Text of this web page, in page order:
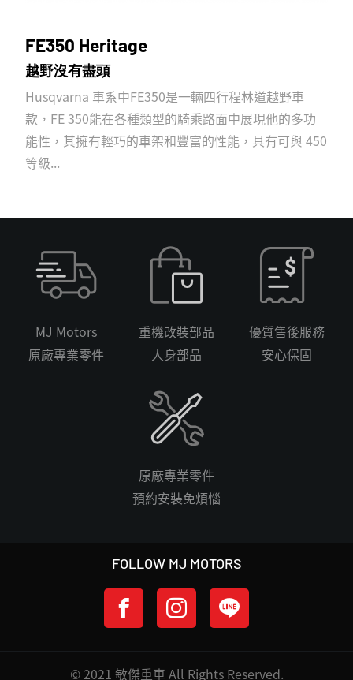
FE350 Heritage
越野沒有盡頭
Husqvarna 車系中FE350是一輛四行程林道越野車
款，FE 350能在各種類型的騎乘路面中展現他的多功
能性，其擁有輕巧的車架和豐富的性能，具有可與 450
等級...
MJ Motors
原廠專業零件
重機改裝部品
人身部品
優質售後服務
安心保固
原廠專業零件
預約安裝免煩惱
FOLLOW MJ MOTORS
© 2021 敏傑重車 All Rights Reserved.